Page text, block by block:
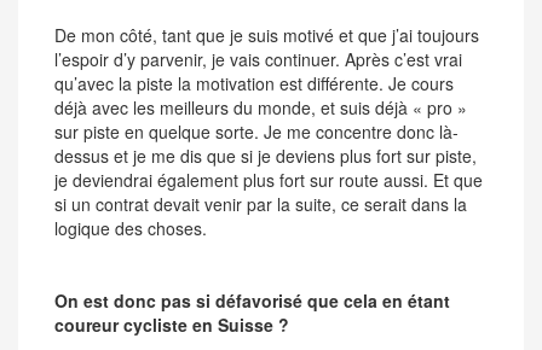
De mon côté, tant que je suis motivé et que j’ai toujours
l’espoir d’y parvenir, je vais continuer. Après c’est vrai
qu’avec la piste la motivation est différente. Je cours
déjà avec les meilleurs du monde, et suis déjà « pro »
sur piste en quelque sorte. Je me concentre donc là-
dessus et je me dis que si je deviens plus fort sur piste,
je deviendrai également plus fort sur route aussi. Et que
si un contrat devait venir par la suite, ce serait dans la
logique des choses.
On est donc pas si défavorisé que cela en étant
coureur cycliste en Suisse ?